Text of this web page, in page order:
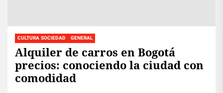
CULTURA SOCIEDAD GENERAL
Alquiler de carros en Bogotá
precios: conociendo la ciudad con
comodidad